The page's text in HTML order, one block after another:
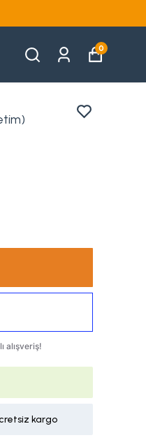
0
kargo